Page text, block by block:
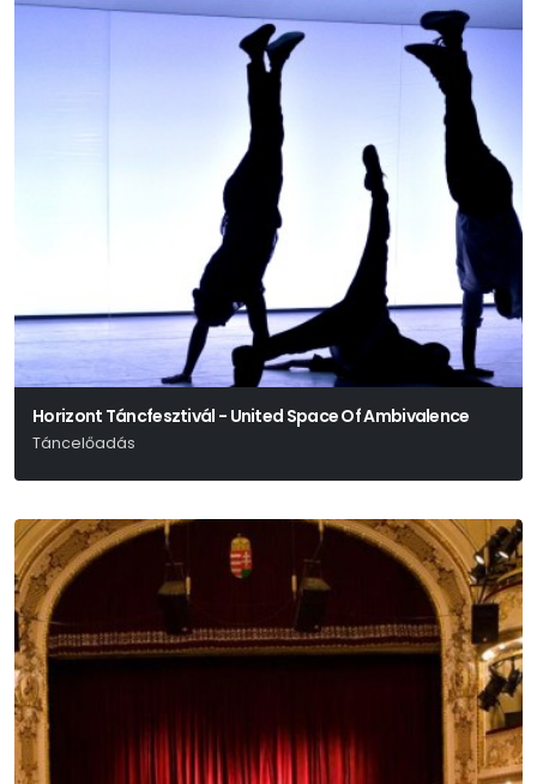
Horizont Táncfesztivál - United Space Of Ambivalence
Táncelőadás